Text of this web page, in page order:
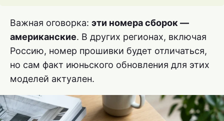
Важная оговорка: эти номера сборок —
американские. В других регионах, включая
Россию, номер прошивки будет отличаться,
но сам факт июньского обновления для этих
моделей актуален.